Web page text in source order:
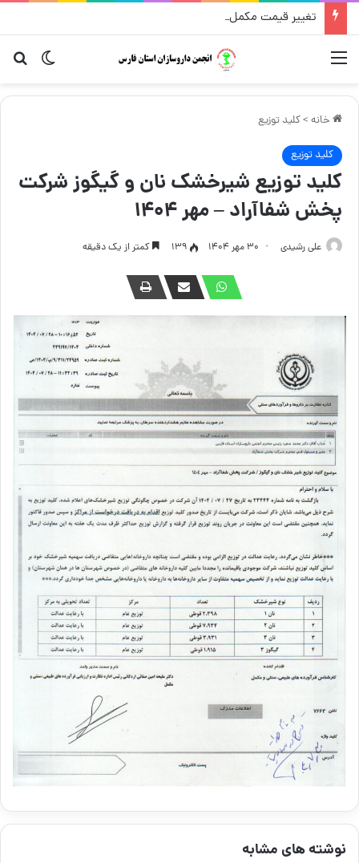
تغییر قیمت مکمل و گیاهی ۱۴ مرداد
تغییر منو
خانه >کلید توزیع
کلید توزیع
کلید توزیع شیرخشک نان و گیگوز شرکت
پخش شفاآراد – مهر ۱۴۰۴
علی رشیدی ۳۰ مهر ۱۴۰۴ 139 کمتر از یک دقیقه
نوشته های مشابه